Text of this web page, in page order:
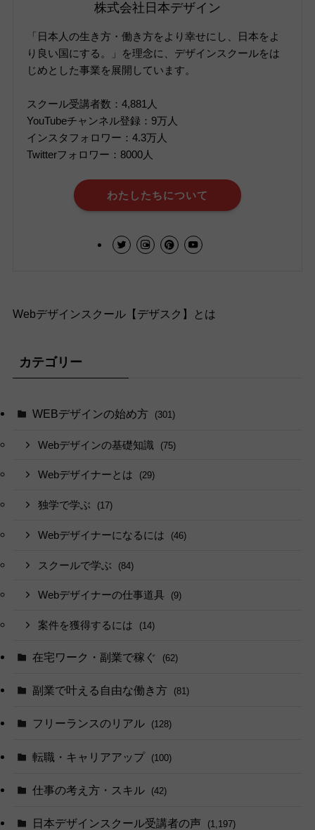
株式会社日本デザイン
「日本人の生き方・働き方をより幸せにし、日本をよ
り良い国にする。」を理念に、デザインスクールをは
じめとした事業を展開しています。
スクール受講者数：4,881人
YouTubeチャンネル登録：9万人
インスタフォロワー：4.3万人
Twitterフォロワー：8000人
わたしたちについて
Webデザインスクール【デザスク】とは
カテゴリー
WEBデザインの始め方 (301)
Webデザインの基礎知識 (75)
Webデザイナーとは (29)
独学で学ぶ (17)
Webデザイナーになるには (46)
スクールで学ぶ (84)
Webデザイナーの仕事道具 (9)
案件を獲得するには (14)
在宅ワーク・副業で稼ぐ (62)
副業で叶える自由な働き方 (81)
フリーランスのリアル (128)
転職・キャリアアップ (100)
仕事の考え方・スキル (42)
日本デザインスクール受講者の声 (1,197)